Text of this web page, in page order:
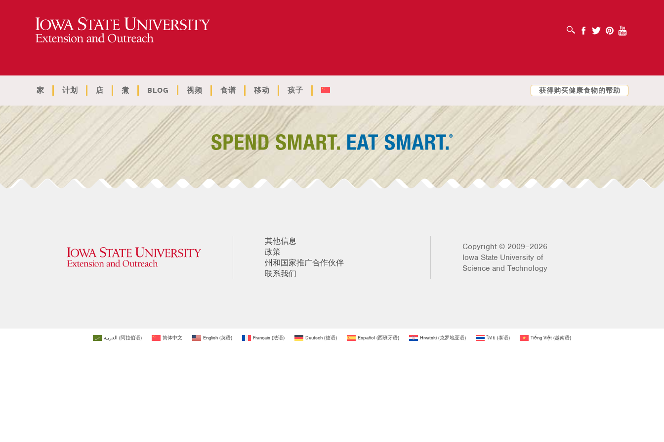
打开搜索框 Facebook
Twitter PinterestYoutube
家 计划 店 煮 BLOG 视频 食谱 移动 孩子 获得购买健康食物的帮助
其他信息
政策
州和国家推广合作伙伴
联系我们
Copyright © 2009–2026
Iowa State University of
Science and Technology
العربية (阿拉伯语) 简体中文 English (英语) Français (法语) Deutsch (德语) Español (西班牙语) Hrvatski (克罗地亚语) ไทย (泰语) Tiếng Việt (越南语)